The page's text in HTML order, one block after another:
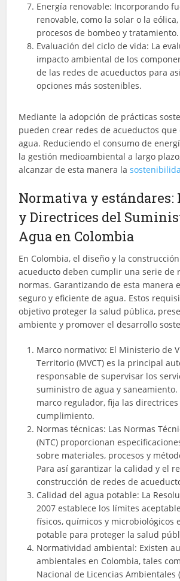
Energía renovable: Incorporando
renovable, como la solar o la
procesos de bombeo y tratamiento.
Evaluación del ciclo de vida: La
impacto ambiental de los
de las redes de acueductos para
opciones más sostenibles.
Mediante la adopción de prácticas
pueden crear redes de acueductos que
agua. Reduciendo el consumo de
la gestión medioambiental a largo
alcanzar de esta manera la
Normativa y estándares:
y Directrices del
Agua en Colombia
En Colombia, el diseño y la
acueducto deben cumplir una serie de
normas. Garantizando de esta manera
seguro y eficiente de agua. Estos
objetivo proteger la salud pública,
ambiente y promover el desarrollo
Marco normativo: El Ministerio de
Territorio (MVCT) es la principal
responsable de supervisar los
suministro de agua y saneamiento.
marco regulador, fija las
cumplimiento.
Normas técnicas: Las Normas
(NTC) proporcionan
sobre materiales, procesos y
Para así garantizar la calidad y el
construcción de redes de
Calidad del agua potable: La
2007 establece los límites
físicos, químicos y microbiológicos
potable para proteger la salud
Normatividad ambiental: Existen
ambientales en Colombia, tales
Nacional de Licencias Ambientales